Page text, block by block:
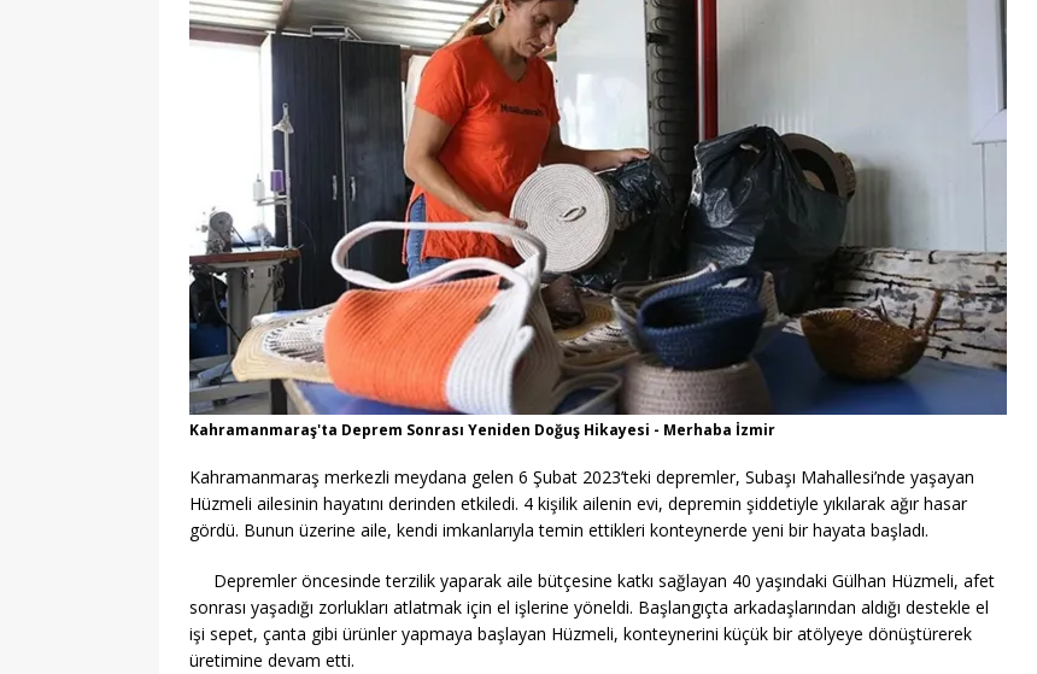
Kahramanmaraş'ta Deprem Sonrası Yeniden Doğuş Hikayesi - Merhaba İzmir
Kahramanmaraş merkezli meydana gelen 6 Şubat 2023’teki depremler, Subaşı Mahallesi’nde yaşayan
Hüzmeli ailesinin hayatını derinden etkiledi. 4 kişilik ailenin evi, depremin şiddetiyle yıkılarak ağır hasar
gördü. Bunun üzerine aile, kendi imkanlarıyla temin ettikleri konteynerde yeni bir hayata başladı.
Depremler öncesinde terzilik yaparak aile bütçesine katkı sağlayan 40 yaşındaki Gülhan Hüzmeli, afet
sonrası yaşadığı zorlukları atlatmak için el işlerine yöneldi. Başlangıçta arkadaşlarından aldığı destekle el
işi sepet, çanta gibi ürünler yapmaya başlayan Hüzmeli, konteynerini küçük bir atölyeye dönüştürerek
üretimine devam etti.